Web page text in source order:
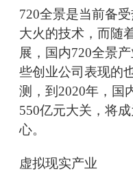
720全景是当前备
大火的技术，而随
展，国内720全景
些创业公司表现的
测，到2020年，国
550亿元大关，将
心。
虚拟现实产业